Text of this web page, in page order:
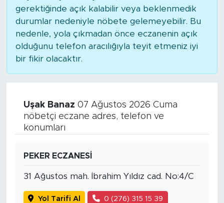
gerektiğinde açık kalabilir veya beklenmedik
durumlar nedeniyle nöbete gelemeyebilir. Bu
nedenle, yola çıkmadan önce eczanenin açık
olduğunu telefon aracılığıyla teyit etmeniz iyi
bir fikir olacaktır.
Uşak Banaz 07 Ağustos 2026 Cuma
nöbetçi eczane adres, telefon ve
konumları
PEKER ECZANESİ
31 Ağustos mah. İbrahim Yıldız cad. No:4/C
Yol Tarifi Al 0 (276) 315 15 39
Foto Şaka
Politika